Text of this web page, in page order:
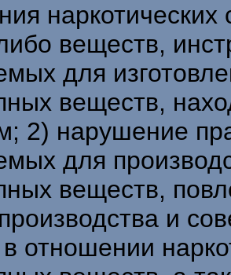
веществ,
для
веществ,
2) нарушение
для
веществ,
и
отношении